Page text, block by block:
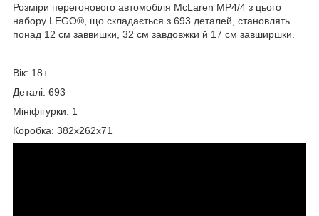
Розміри перегонового автомобіля McLaren MP4/4 з цього
набору LEGO®, що складається з 693 деталей, становлять
понад 12 см заввишки, 32 см завдовжки й 17 см завширшки.
Вік: 18+
Деталі: 693
Мініфігурки: 1
Коробка: 382х262x71